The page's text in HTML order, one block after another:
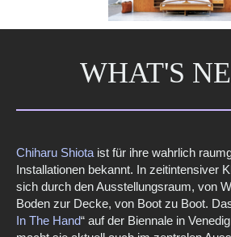
WHAT'S
Chiharu Shiota ist für ihre wahrlich
Installationen bekannt. In zeitintensiver
sich durch den Ausstellungsraum, von
Boden zur Decke, von Boot zu Boot.
In The Hand“ auf der Biennale in